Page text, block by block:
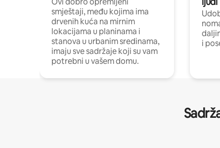
smještaji, među kojima ima
drvenih kuća na mirnim
lokacijama u planinama i
stanova u urbanim sredinama,
imaju sve sadržaje koji su vam
potrebni u vašem domu.
i